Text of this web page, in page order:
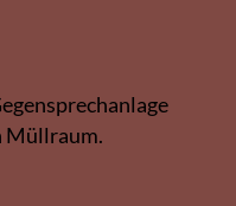
Müllraum.